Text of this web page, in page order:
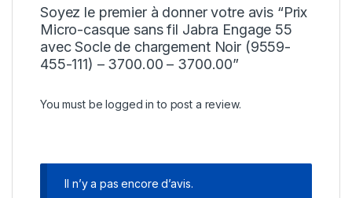
Soyez le premier à donner votre avis “Prix
Micro-casque sans fil Jabra Engage 55
avec Socle de chargement Noir (9559-
455-111) – 3700.00 – 3700.00”
You must belogged in to post a review.
Il n’y a pas encore d’avis.